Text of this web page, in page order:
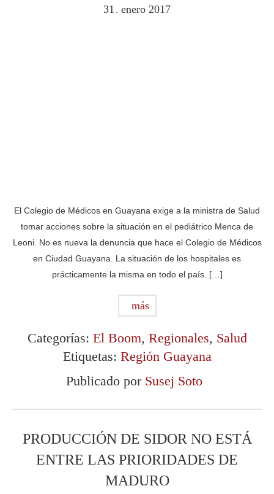
31 . enero 2017
El Colegio de Médicos en Guayana exige a la ministra de Salud
tomar acciones sobre la situación en el pediátrico Menca de
Leoni. No es nueva la denuncia que hace el Colegio de Médicos
en Ciudad Guayana. La situación de los hospitales es
prácticamente la misma en todo el país. […]
más
Categorías: El Boom, Regionales, Salud
Etiquetas: Región Guayana
Publicado por Susej Soto
PRODUCCIÓN DE SIDOR NO ESTÁ
ENTRE LAS PRIORIDADES DE
MADURO